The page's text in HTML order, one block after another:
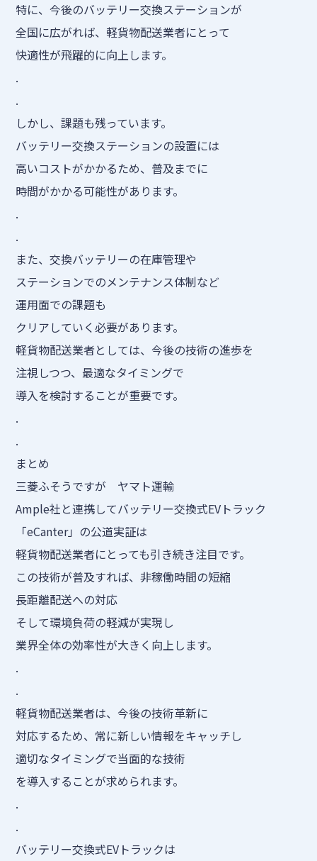
特に、今後のバッテリー交換ステーションが
全国に広がれば、軽貨物配送業者にとって
快適性が飛躍的に向上します。
.
.
しかし、課題も残っています。
バッテリー交換ステーションの設置には
高いコストがかかるため、普及までに
時間がかかる可能性があります。
.
.
また、交換バッテリーの在庫管理や
ステーションでのメンテナンス体制など
運用面での課題も
クリアしていく必要があります。
軽貨物配送業者としては、今後の技術の進歩を
注視しつつ、最適なタイミングで
導入を検討することが重要です。
.
.
まとめ
三菱ふそうですが ヤマト運輸
Ample社と連携してバッテリー交換式EVトラック
「eCanter」の公道実証は
軽貨物配送業者にとっても引き続き注目です。
この技術が普及すれば、非稼働時間の短縮
長距離配送への対応
そして環境負荷の軽減が実現し
業界全体の効率性が大きく向上します。
.
.
軽貨物配送業者は、今後の技術革新に
対応するため、常に新しい情報をキャッチし
適切なタイミングで当面的な技術
を導入することが求められます。
.
.
バッテリー交換式EVトラックは